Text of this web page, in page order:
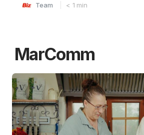
Team < 1 min
MarComm